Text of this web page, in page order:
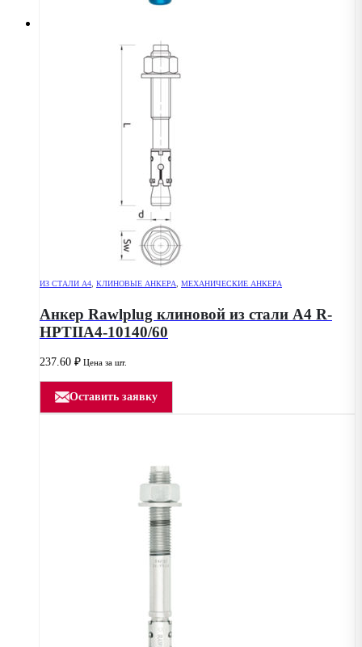
ИЗ СТАЛИ А4, КЛИНОВЫЕ АНКЕРА, МЕХАНИЧЕСКИЕ АНКЕРА
Анкер Rawlplug клиновой из стали А4 R-
HPTIIA4-10140/60
237.60 ₽ Цена за шт.
Оставить заявку